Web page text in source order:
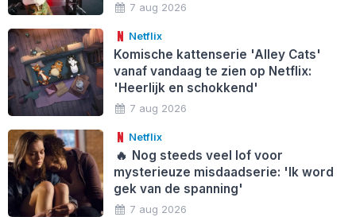
7 aug 2026
Netflix
Komische kattenserie 'Alley Cats'
vanaf vandaag te zien op Netflix:
'Heerlijk en schokkend'
7 aug 2026
Netflix
🔥 Nog steeds veel lof voor
mysterieuze misdaadserie: 'Ik word
gek van de spanning'
7 aug 2026